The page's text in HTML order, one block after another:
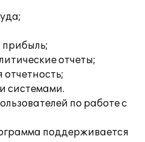
прибыль;
отчеты;
системами.
по работе с
поддерживается